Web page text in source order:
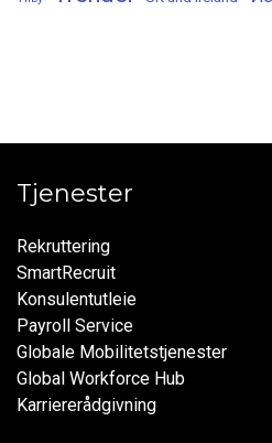
Tjenester
Rekruttering
SmartRecruit
Konsulentutleie
Payroll Service
Globale Mobilitetstjenester
Global Workforce Hub
Karriererådgivning